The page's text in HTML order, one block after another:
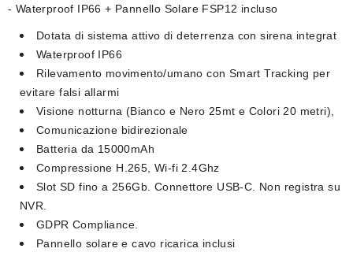
- Waterproof IP66 + Pannello Solare FSP12 incluso
Dotata di sistema attivo di deterrenza con sirena integrat
Waterproof IP66
Rilevamento movimento/umano con Smart Tracking per
evitare falsi allarmi
Visione notturna (Bianco e Nero 25mt e Colori 20 metri),
Comunicazione bidirezionale
Batteria da 15000mAh
Compressione H.265, Wi-fi 2.4Ghz
Slot SD fino a 256Gb. Connettore USB-C. Non registra su
NVR.
GDPR Compliance.
Pannello solare e cavo ricarica inclusi